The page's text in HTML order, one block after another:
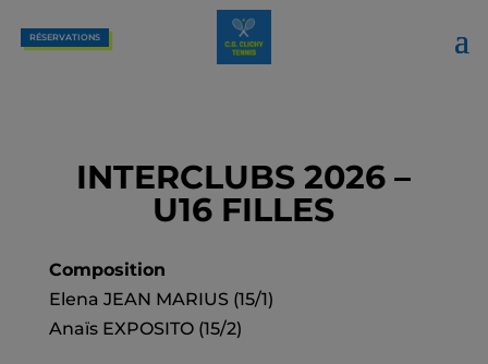
RÉSERVATIONS
INTERCLUBS 2026 –
U16 FILLES
Composition
Elena JEAN MARIUS (15/1)
Anaïs EXPOSITO (15/2)